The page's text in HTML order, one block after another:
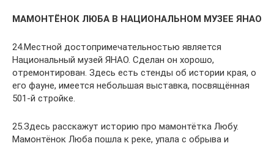
МАМОНТЁНОК ЛЮБА В НАЦИОНАЛЬНОМ МУЗЕЕ ЯНАО
24.Местной достопримечательностью является
Национальный музей ЯНАО. Сделан он хорошо,
отремонтирован. Здесь есть стенды об истории края, о
его фауне, имеется небольшая выставка, посвящённая
501-й стройке.
25.Здесь расскажут историю про мамонтётка Любу.
Мамонтёнок Люба пошла к реке, упала с обрыва и